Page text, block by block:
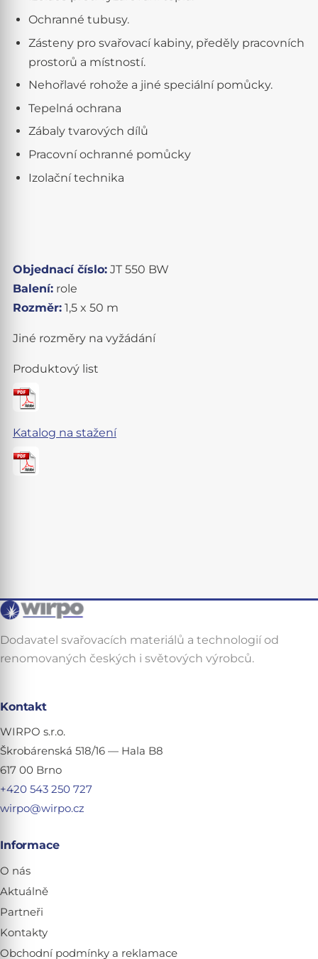
Ochranné tubusy.
Zásteny pro svařovací kabiny, předěly pracovních
prostorů a místností.
Nehořlavé rohože a jiné speciální pomůcky.
Tepelná ochrana
Zábaly tvarových dílů
Pracovní ochranné pomůcky
Izolační technika
Objednací číslo:JT 550 BW
Balení:role
Rozměr:1,5 x 50 m
Jiné rozměry na vyžádání
Produktový list
Katalog na stažení
Dodavatel svařovacích materiálů a technologií od
renomovaných českých i světových výrobců.
Kontakt
WIRPO s.r.o.
Škrobárenská 518/16 — Hala B8
617 00 Brno
+420 543 250 727
wirpo@wirpo.cz
Informace
O nás
Aktuálně
Partneři
Kontakty
Obchodní podmínky a reklamace